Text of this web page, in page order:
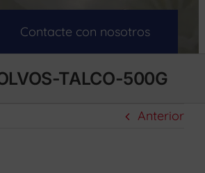
Contacte con nosotros
TALCO-500G
Anterior